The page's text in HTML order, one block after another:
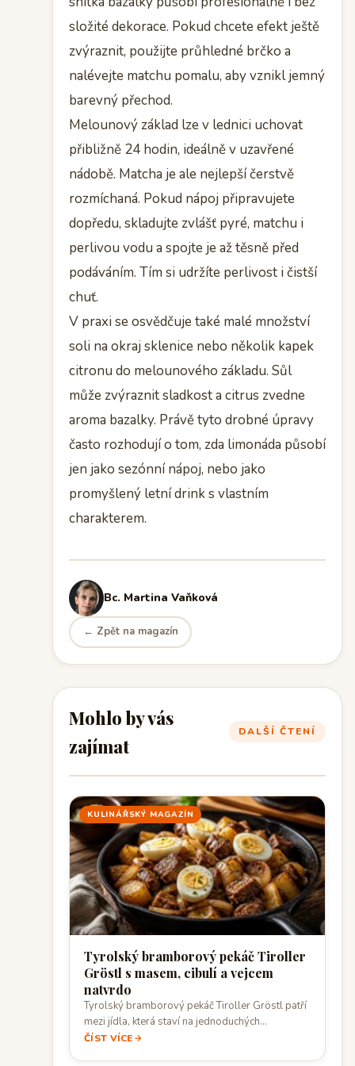
složité dekorace. Pokud chcete efekt ještě
zvýraznit, použijte průhledné brčko a
nalévejte matchu pomalu, aby vznikl jemný
barevný přechod.
Melounový základ lze v lednici uchovat
přibližně 24 hodin, ideálně v uzavřené
nádobě. Matcha je ale nejlepší čerstvě
rozmíchaná. Pokud nápoj připravujete
dopředu, skladujte zvlášť pyré, matchu i
perlivou vodu a spojte je až těsně před
podáváním. Tím si udržíte perlivost i čistší
chuť.
V praxi se osvědčuje také malé množství
soli na okraj sklenice nebo několik kapek
citronu do melounového základu. Sůl
může zvýraznit sladkost a citrus zvedne
aroma bazalky. Právě tyto drobné úpravy
často rozhodují o tom, zda limonáda působí
jen jako sezónní nápoj, nebo jako
promyšlený letní drink s vlastním
charakterem.
Bc. Martina Vaňková
← Zpět na magazín
Mohlo by vás
zajímat
DALŠÍ ČTENÍ
KULINÁŘSKÝ MAGAZÍN
Tyrolský bramborový pekáč Tiroller
Gröstl s masem, cibulí a vejcem
natvrdo
Tyrolský bramborový pekáč Tiroller Gröstl patří
mezi jídla, která staví na jednoduchých
surovinách, rychlé…
ČÍST VÍCE